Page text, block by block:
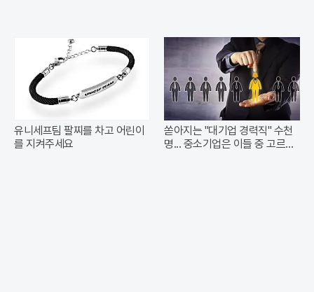
유니세프팀 팔찌를 차고 어린이
를 지켜주세요
쏟아지는 "대기업 경력직" 수천
명... 중소기업은 이들 중 고르면